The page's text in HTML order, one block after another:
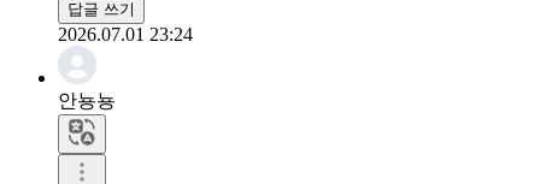
답글 쓰기
2026.07.01 23:24
안뇽뇽